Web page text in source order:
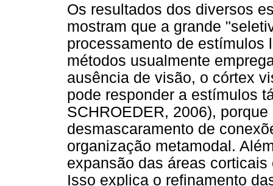
Os resultados dos diversos
mostram que a grande
processamento de estímulos
métodos usualmente
ausência de visão, o córtex
pode responder a estímulos
SCHROEDER, 2006),
desmascaramento de
organização metamodal.
expansão das áreas
Isso explica o refinamento